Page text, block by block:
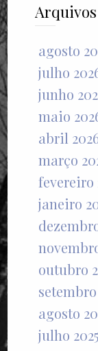
Arquivos
agosto
julho
junho
maio
abril
março
fevereiro
janeiro
outubro
setembro
agosto
julho 2025